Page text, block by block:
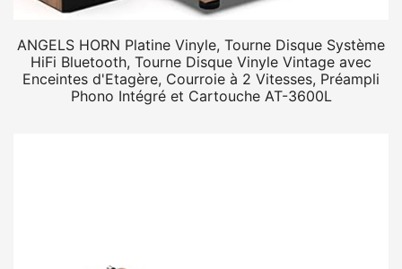
ANGELS HORN Platine Vinyle, Tourne Disque Système
HiFi Bluetooth, Tourne Disque Vinyle Vintage avec
Enceintes d'Etagère, Courroie à 2 Vitesses, Préampli
Phono Intégré et Cartouche AT-3600L